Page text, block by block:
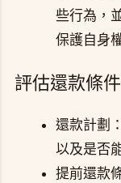
些行為，
保護自身
評估還款條件
還款計劃
以及是否
提前還款